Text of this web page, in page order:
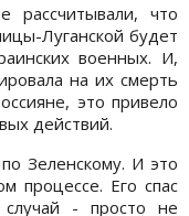
рассчитывали, что
Луганской будет
военных. И,
на их смерть
это привело
действий.
Зеленскому. И это
процессе. Его спас
- просто не